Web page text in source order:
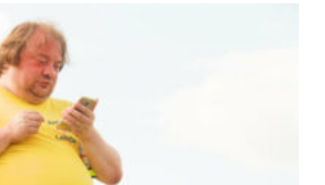
matará
a
la
creatividad